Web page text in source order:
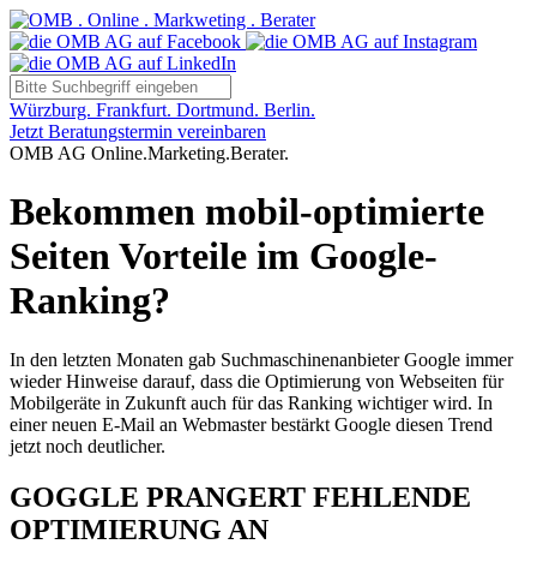
Würzburg. Frankfurt. Dortmund. Berlin.
Jetzt Beratungstermin vereinbaren
OMB AG Online.Marketing.Berater.
Bekommen mobil-optimierte
Seiten Vorteile im Google-
Ranking?
In den letzten Monaten gab Suchmaschinenanbieter Google immer
wieder Hinweise darauf, dass die Optimierung von Webseiten für
Mobilgeräte in Zukunft auch für das Ranking wichtiger wird. In
einer neuen E-Mail an Webmaster bestärkt Google diesen Trend
jetzt noch deutlicher.
GOGGLE PRANGERT FEHLENDE
OPTIMIERUNG AN